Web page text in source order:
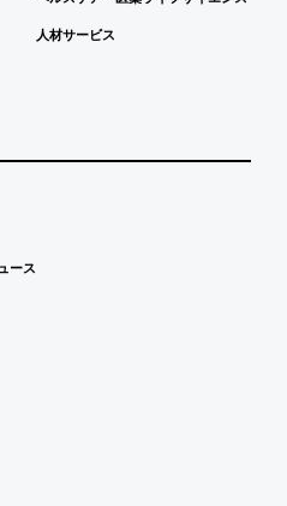
人材サービス
ース